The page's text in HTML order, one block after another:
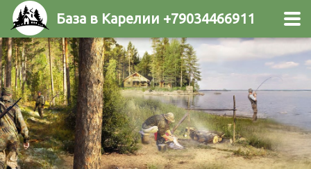
База в Карелии +79034466911